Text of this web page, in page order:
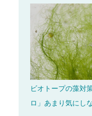
ビオトープの藻対
ロ」あまり気にし